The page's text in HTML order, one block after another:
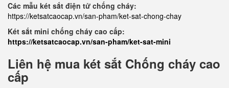
Các mẫu két sắt điện tử chống cháy:
https://ketsatcaocap.vn/san-pham/ket-sat-chong-chay
Két sắt mini chống cháy cao cấp:
https://ketsatcaocap.vn/san-pham/ket-sat-mini
Liên hệ mua két sắt Chống cháy cao
cấp